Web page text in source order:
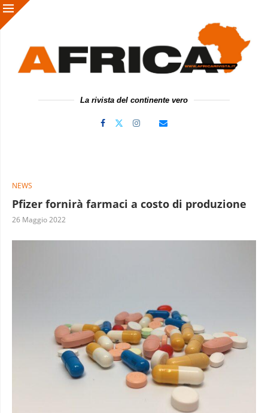
La rivista del continente vero
NEWS
Pfizer fornirà farmaci a costo di produzione
26 Maggio 2022